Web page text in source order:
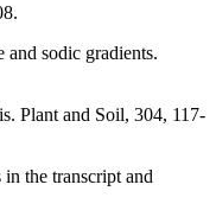
sodic gradients.
Plant and Soil, 304, 117-
the transcript and